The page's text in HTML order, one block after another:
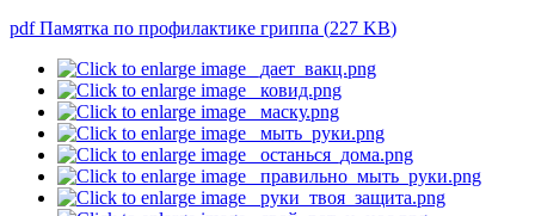
pdfПамятка по профилактике гриппа (227 KB)